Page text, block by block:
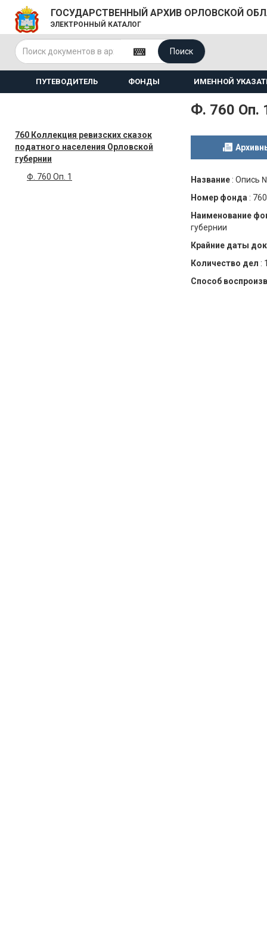
ГОСУДАРСТВЕННЫЙ АРХИВ ОРЛОВСКОЙ
ЭЛЕКТРОННЫЙ КАТАЛОГ
Поиск
ПУТЕВОДИТЕЛЬ ФОНДЫ ИМЕННОЙ
760 Коллекция ревизских сказок
податного населения Орловской
губернии
Ф. 760 Оп. 1
Ф. 760 Оп.
Название : Опись
Номер фонда : 760
Наименование
губернии
Крайние даты
Количество дел :
Способ